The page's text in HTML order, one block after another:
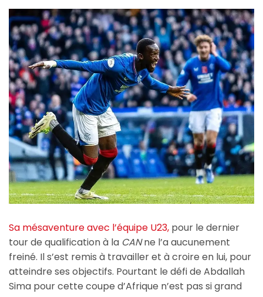
Sa mésaventure avec l’équipe U23, pour le dernier
tour de qualification à la CANne l’a aucunement
freiné. Il s’est remis à travailler et à croire en lui, pour
atteindre ses objectifs. Pourtant le défi de Abdallah
Sima pour cette coupe d’Afrique n’est pas si grand